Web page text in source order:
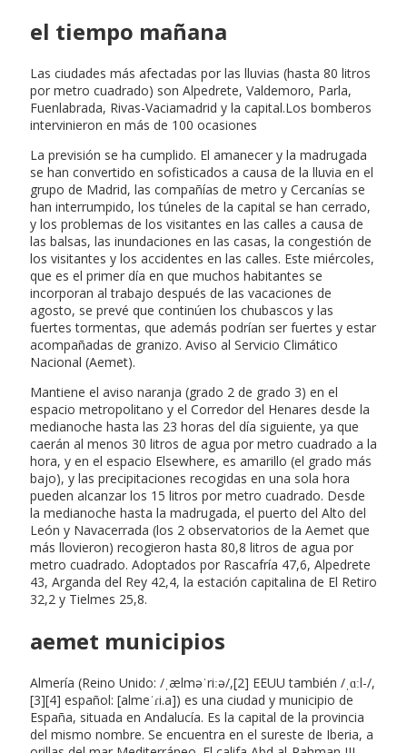
el tiempo mañana
Las ciudades más afectadas por las lluvias (hasta 80 litros
por metro cuadrado) son Alpedrete, Valdemoro, Parla,
Fuenlabrada, Rivas-Vaciamadrid y la capital.Los bomberos
intervinieron en más de 100 ocasiones
La previsión se ha cumplido. El amanecer y la madrugada
se han convertido en sofisticados a causa de la lluvia en el
grupo de Madrid, las compañías de metro y Cercanías se
han interrumpido, los túneles de la capital se han cerrado,
y los problemas de los visitantes en las calles a causa de
las balsas, las inundaciones en las casas, la congestión de
los visitantes y los accidentes en las calles. Este miércoles,
que es el primer día en que muchos habitantes se
incorporan al trabajo después de las vacaciones de
agosto, se prevé que continúen los chubascos y las
fuertes tormentas, que además podrían ser fuertes y estar
acompañadas de granizo. Aviso al Servicio Climático
Nacional (Aemet).
Mantiene el aviso naranja (grado 2 de grado 3) en el
espacio metropolitano y el Corredor del Henares desde la
medianoche hasta las 23 horas del día siguiente, ya que
caerán al menos 30 litros de agua por metro cuadrado a la
hora, y en el espacio Elsewhere, es amarillo (el grado más
bajo), y las precipitaciones recogidas en una sola hora
pueden alcanzar los 15 litros por metro cuadrado. Desde
la medianoche hasta la madrugada, el puerto del Alto del
León y Navacerrada (los 2 observatorios de la Aemet que
más llovieron) recogieron hasta 80,8 litros de agua por
metro cuadrado. Adoptados por Rascafría 47,6, Alpedrete
43, Arganda del Rey 42,4, la estación capitalina de El Retiro
32,2 y Tielmes 25,8.
aemet municipios
Almería (Reino Unido: /ˌælməˈriːə/,[2] EEUU también /ˌɑːl-/,
[3][4] español: [almeˈɾi.a]) es una ciudad y municipio de
España, situada en Andalucía. Es la capital de la provincia
del mismo nombre. Se encuentra en el sureste de Iberia, a